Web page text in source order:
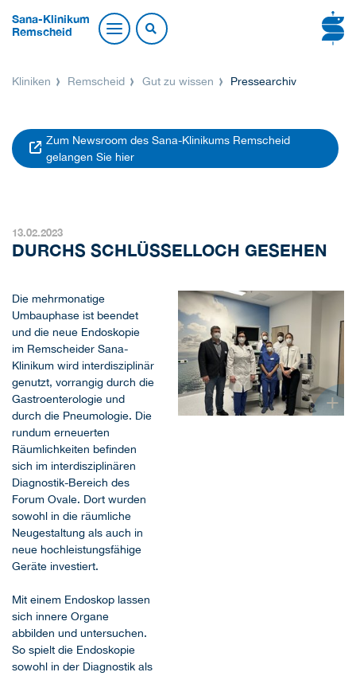
Sana-Klinikum
Remscheid
Kliniken Remscheid Gut zu wissen Pressearchiv
Zum Newsroom des Sana-Klinikums Remscheid
gelangen Sie hier
13.02.2023
DURCHS SCHLÜSSELLOCH GESEHEN
+
Die mehrmonatige
Umbauphase ist beendet
und die neue Endoskopie
im Remscheider Sana-
Klinikum wird interdisziplinär
genutzt, vorrangig durch die
Gastroenterologie und
durch die Pneumologie. Die
rundum erneuerten
Räumlichkeiten befinden
sich im interdisziplinären
Diagnostik-Bereich des
Forum Ovale. Dort wurden
sowohl in die räumliche
Neugestaltung als auch in
neue hochleistungsfähige
Geräte investiert.
Mit einem Endoskop lassen
sich innere Organe
abbilden und untersuchen.
So spielt die Endoskopie
sowohl in der Diagnostik als